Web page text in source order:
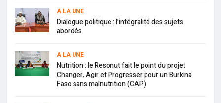
A LA UNE
Dialogue politique : l’intégralité des sujets
abordés
A LA UNE
Nutrition : le Resonut fait le point du projet
Changer, Agir et Progresser pour un Burkina
Faso sans malnutrition (CAP)